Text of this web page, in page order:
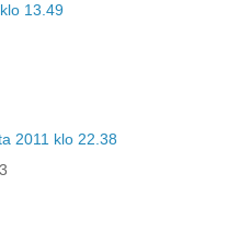
13.49
2011 klo 22.38